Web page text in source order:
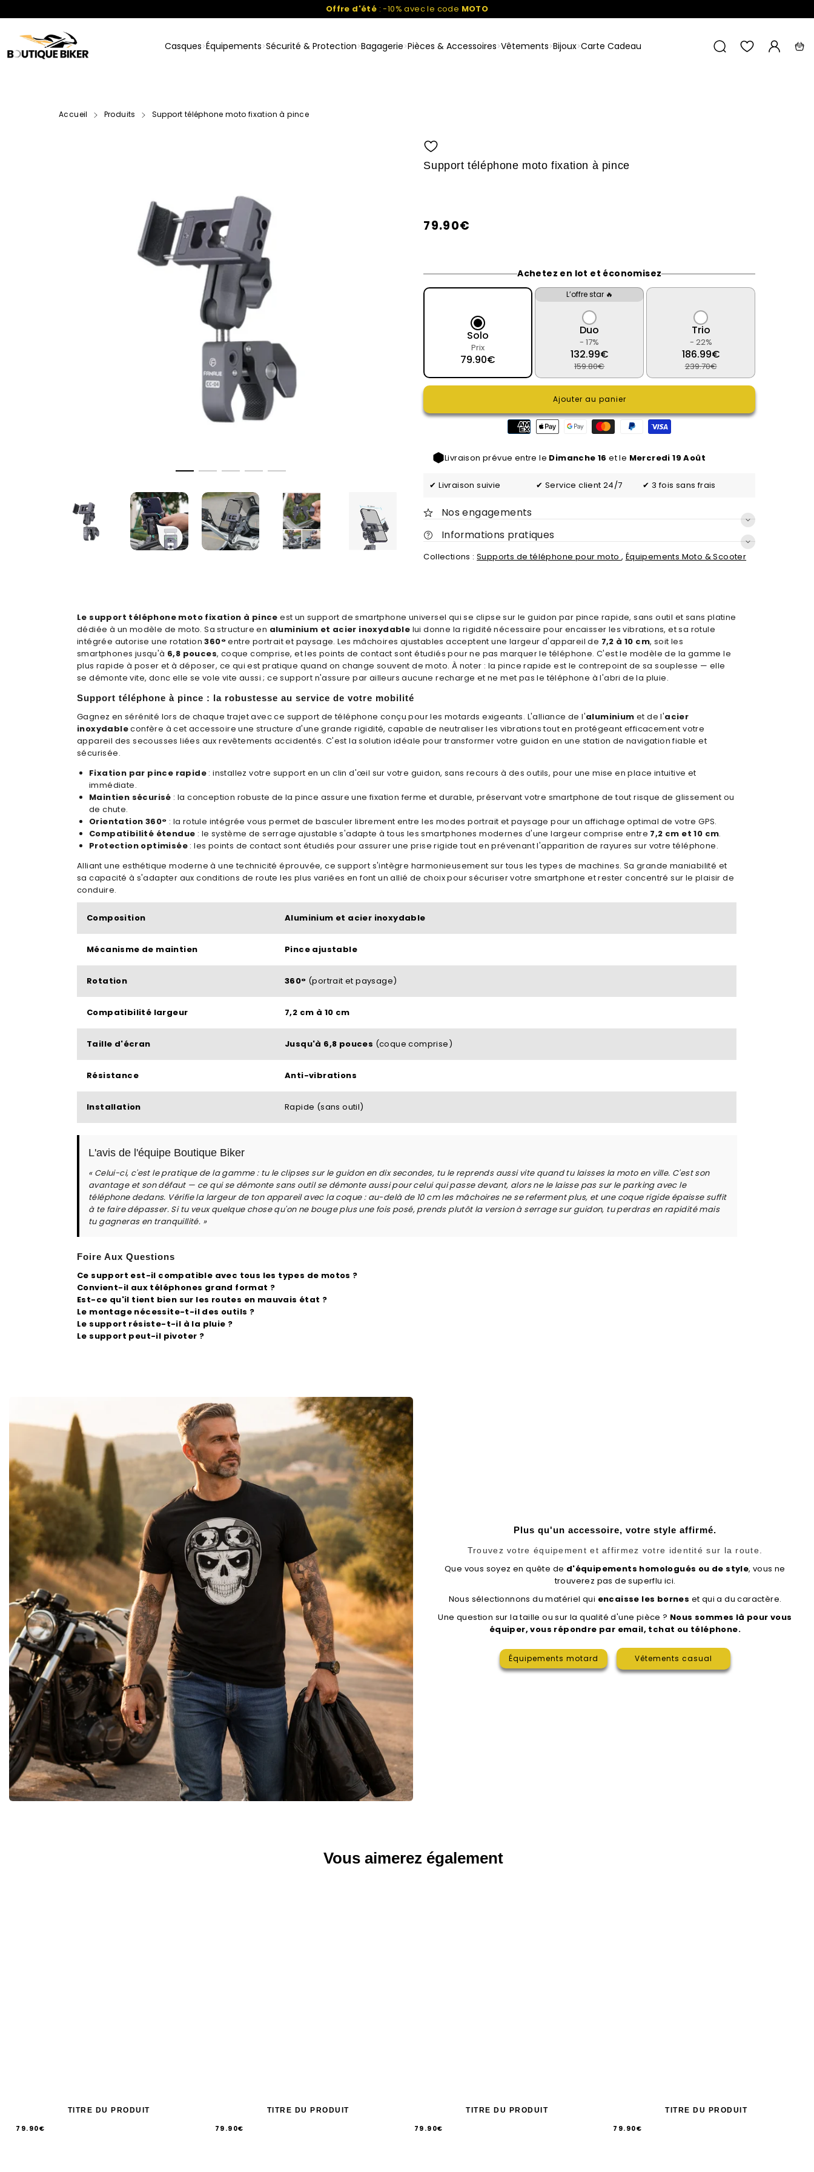
au
Offre d'été : -10% avec le code MOTO
Casques Équipements Sécurité & Protection Bagagerie Pièces & Accessoires Vêtements Bijoux Carte Cadeau Recherche
Liste
Mon
Accueil Produits Support téléphone moto fixation à pince
Support téléphone moto fixation à pince
79.90€
/
Achetez en lot et économisez
Solo
Prix
79.90€
Duo
L’offre star 🔥
- 17%
132.99€
159.80€
Trio
- 22%
186.99€
239.70€
Ajouter au panier
Livraison prévue entre le Dimanche 16 et le Mercredi 19 Août
✔ Livraison suivie ✔ Service client 24/7 ✔ 3 fois sans frais
Nos engagements
Informations pratiques
Collections :Supports de téléphone pour moto , Équipements Moto & Scooter
Le support téléphone moto fixation à pince est un support de smartphone universel qui se clipse sur le guidon par pince rapide, sans outil et sans platine
dédiée à un modèle de moto. Sa structure en aluminium et acier inoxydable lui donne la rigidité nécessaire pour encaisser les vibrations, et sa rotule
intégrée autorise une rotation360°entre portrait et paysage. Les mâchoires ajustables acceptent une largeur d'appareil de 7,2 à 10 cm, soit les
smartphones jusqu'à 6,8 pouces, coque comprise, et les points de contact sont étudiés pour ne pas marquer le téléphone. C'est le modèle de la gamme le
plus rapide à poser et à déposer, ce qui est pratique quand on change souvent de moto. À noter : la pince rapide est le contrepoint de sa souplesse — elle
se démonte vite, donc elle se vole vite aussi ; ce support n'assure par ailleurs aucune recharge et ne met pas le téléphone à l'abri de la pluie.
Support téléphone à pince : la robustesse au service de votre mobilité
Gagnez en sérénité lors de chaque trajet avec ce support de téléphone conçu pour les motards exigeants. L'alliance de l'aluminium et de l'acier
inoxydableconfère à cet accessoire une structure d'une grande rigidité, capable de neutraliser les vibrations tout en protégeant efficacement votre
appareil des secousses liées aux revêtements accidentés. C'est la solution idéale pour transformer votre guidon en une station de navigation fiable et
sécurisée.
Fixation par pince rapide : installez votre support en un clin d'œil sur votre guidon, sans recours à des outils, pour une mise en place intuitive et
immédiate.
Maintien sécurisé : la conception robuste de la pince assure une fixation ferme et durable, préservant votre smartphone de tout risque de glissement ou
de chute.
Orientation 360° : la rotule intégrée vous permet de basculer librement entre les modes portrait et paysage pour un affichage optimal de votre GPS.
Compatibilité étendue : le système de serrage ajustable s'adapte à tous les smartphones modernes d'une largeur comprise entre 7,2 cm et 10 cm.
Protection optimisée : les points de contact sont étudiés pour assurer une prise rigide tout en prévenant l'apparition de rayures sur votre téléphone.
Alliant une esthétique moderne à une technicité éprouvée, ce support s'intègre harmonieusement sur tous les types de machines. Sa grande maniabilité et
sa capacité à s'adapter aux conditions de route les plus variées en font un allié de choix pour sécuriser votre smartphone et rester concentré sur le plaisir de
conduire.
Composition Aluminium et acier inoxydable
Mécanisme de maintien Pince ajustable
Rotation 360° (portrait et paysage)
Compatibilité largeur 7,2 cm à 10 cm
Taille d'écran Jusqu'à 6,8 pouces (coque comprise)
Résistance Anti-vibrations
Installation Rapide (sans outil)
L'avis de l'équipe Boutique Biker
« Celui-ci, c'est le pratique de la gamme : tu le clipses sur le guidon en dix secondes, tu le reprends aussi vite quand tu laisses la moto en ville. C'est son
avantage et son défaut — ce qui se démonte sans outil se démonte aussi pour celui qui passe devant, alors ne le laisse pas sur le parking avec le
téléphone dedans. Vérifie la largeur de ton appareil avec la coque : au-delà de 10 cm les mâchoires ne se referment plus, et une coque rigide épaisse suffit
à te faire dépasser. Si tu veux quelque chose qu'on ne bouge plus une fois posé, prends plutôt la version à serrage sur guidon, tu perdras en rapidité mais
tu gagneras en tranquillité. »
Foire Aux Questions
Ce support est-il compatible avec tous les types de motos ?
Convient-il aux téléphones grand format ?
Est-ce qu'il tient bien sur les routes en mauvais état ?
Le montage nécessite-t-il des outils ?
Le support résiste-t-il à la pluie ?
Le support peut-il pivoter ?
Plus qu'un accessoire, votre style affirmé.
Trouvez votre équipement et affirmez votre identité sur la route.
Que vous soyez en quête de d'équipements homologués ou de style, vous ne
trouverez pas de superflu ici.
Nous sélectionnons du matériel qui encaisse les bornes et qui a du caractère.
Une question sur la taille ou sur la qualité d'une pièce ? Nous sommes là pour vous
équiper, vous répondre par email, tchat ou téléphone.
Équipements motard Vêtements casual
Vous aimerez également
TITRE DU PRODUIT
79.90€
/
TITRE DU PRODUIT
79.90€
/
TITRE DU PRODUIT
79.90€
/
TITRE DU PRODUIT
79.90€
/